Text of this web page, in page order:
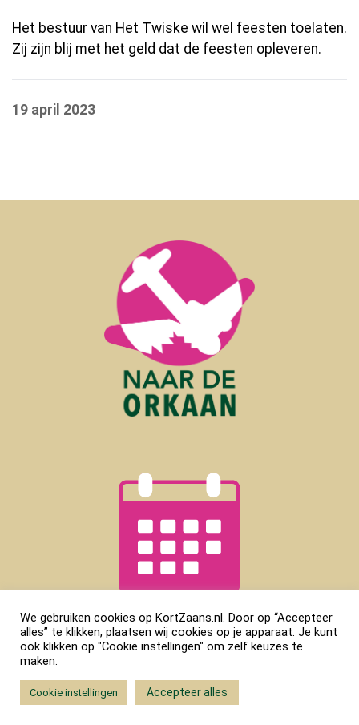
Het bestuur van Het Twiske wil wel feesten toelaten.
Zij zijn blij met het geld dat de feesten opleveren.
19 april 2023
Copyright © Kort Zaans |Gehost door
We gebruiken cookies op KortZaans.nl. Door op “Accepteer
alles” te klikken, plaatsen wij cookies op je apparaat. Je kunt
ook klikken op "Cookie instellingen" om zelf keuzes te
maken.
Cookie instellingen Accepteer alles